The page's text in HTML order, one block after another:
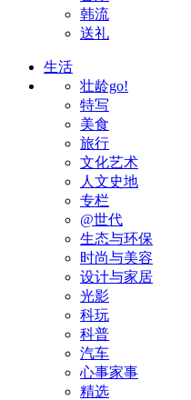
韩流
送礼
生活
壮龄go!
特写
美食
旅行
文化艺术
人文史地
专栏
@世代
生态与环保
时尚与美容
设计与家居
光影
科玩
科普
汽车
心事家事
精选